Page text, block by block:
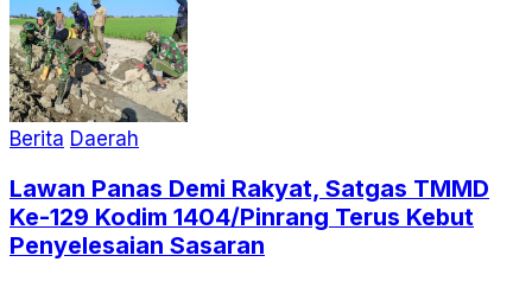
Berita Daerah
Lawan Panas Demi Rakyat, Satgas TMMD
Ke-129 Kodim 1404/Pinrang Terus Kebut
Penyelesaian Sasaran